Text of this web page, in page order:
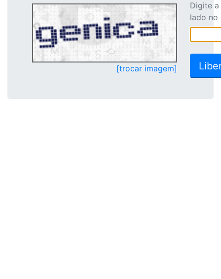
[trocar imagem]
Digite
lado no